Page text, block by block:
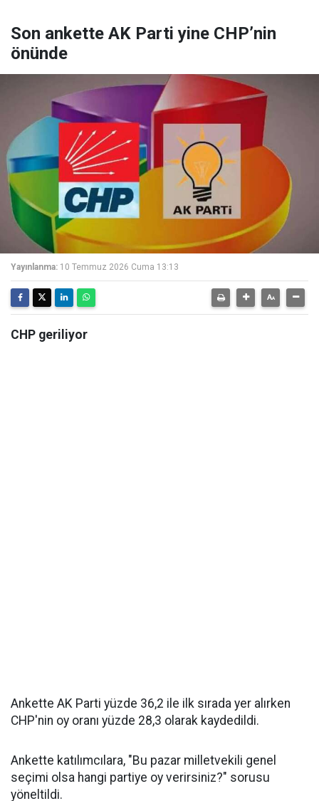
Son ankette AK Parti yine CHP’nin
önünde
Yayınlanma: 10 Temmuz 2026 Cuma 13:13
CHP geriliyor
Ankette AK Parti yüzde 36,2 ile ilk sırada yer alırken
CHP'nin oy oranı yüzde 28,3 olarak kaydedildi.
Ankette katılımcılara, "Bu pazar milletvekili genel
seçimi olsa hangi partiye oy verirsiniz?" sorusu
yöneltildi.